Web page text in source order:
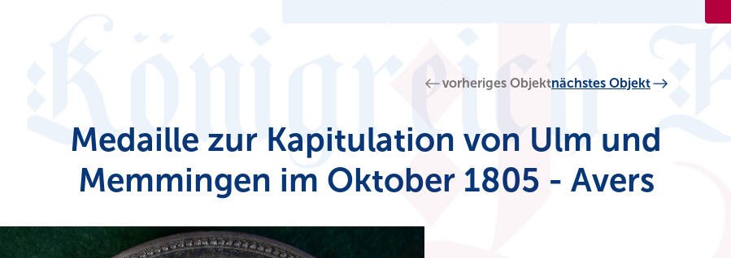
vorheriges Objektnächstes Objekt
Medaille zur Kapitulation von Ulm und
Memmingen im Oktober 1805 - Avers